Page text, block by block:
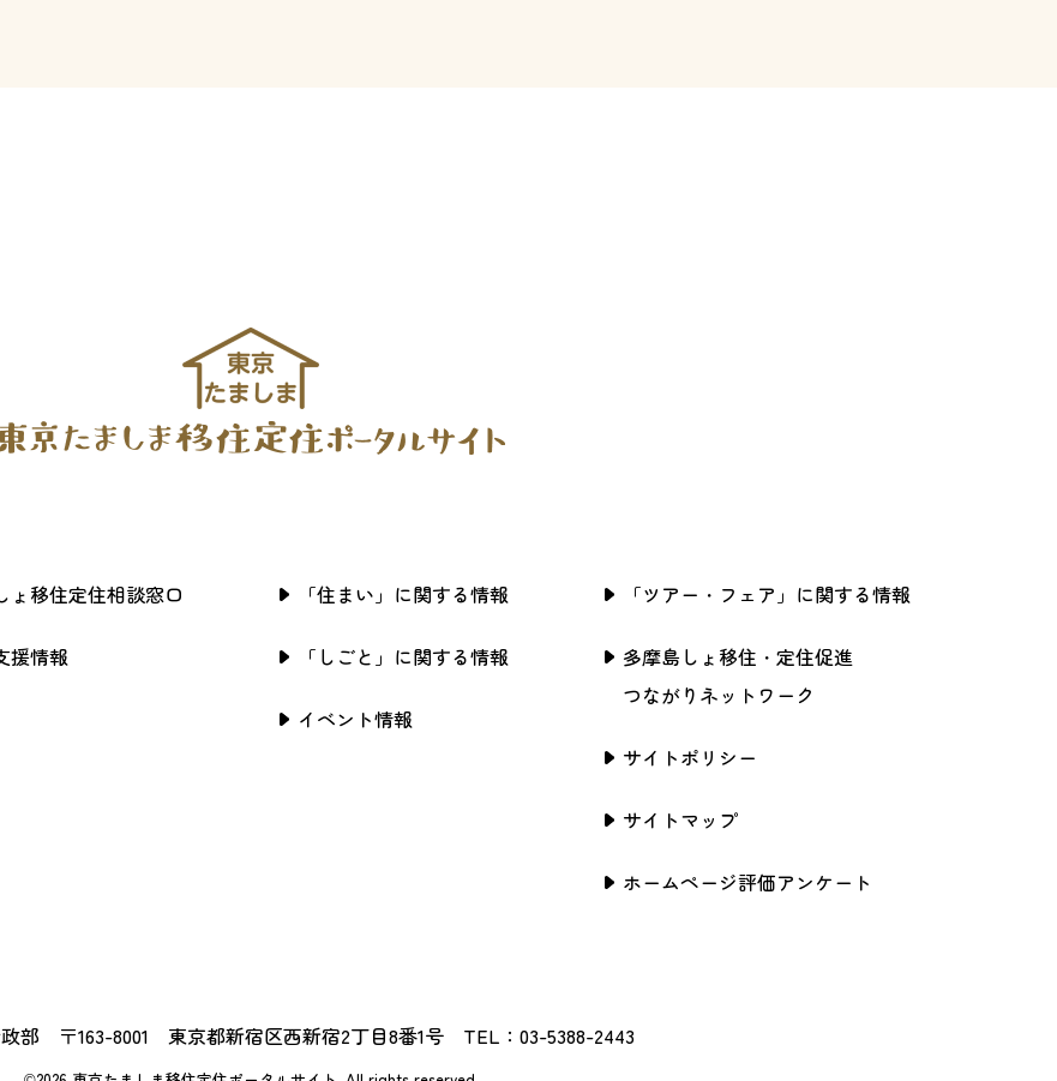
ょ移住定住相談窓口
援情報
「住まい」に関する情報
「しごと」に関する情報
イベント情報
「ツアー・フェア」に関する情報
多摩島しょ移住・定住促進
つながりネットワーク
サイトポリシー
サイトマップ
ホームページ評価アンケート
部 〒163-8001 東京都新宿区西新宿2丁目8番1号 TEL：03-5388-2443